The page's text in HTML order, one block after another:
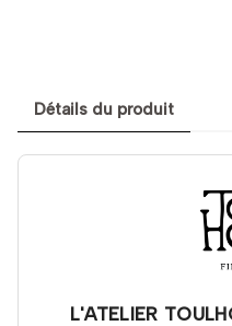
Détails du produit
L'ATELIER